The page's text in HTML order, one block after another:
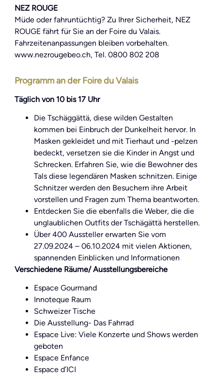
NEZ ROUGE
Müde oder fahruntüchtig? Zu Ihrer Sicherheit, NEZ
ROUGE fährt für Sie an der Foire du Valais.
Fahrzeitenanpassungen bleiben vorbehalten.
www.nezrougebeo.ch, Tel. 0800 802 208
Programm an der Foire du Valais
Täglich von 10 bis 17 Uhr
Die Tschäggättä, diese wilden Gestalten
kommen bei Einbruch der Dunkelheit hervor. In
Masken gekleidet und mit Tierhaut und -pelzen
bedeckt, versetzen sie die Kinder in Angst und
Schrecken. Erfahren Sie, wie die Bewohner des
Tals diese legendären Masken schnitzen. Einige
Schnitzer werden den Besuchern ihre Arbeit
vorstellen und Fragen zum Thema beantworten.
Entdecken Sie die ebenfalls die Weber, die die
unglaublichen Outfits der Tschägättä herstellen.
Über 400 Aussteller erwarten Sie vom
27.09.2024 – 06.10.2024 mit vielen Aktionen,
spannenden Einblicken und Informationen
Verschiedene Räume/ Ausstellungsbereiche
Espace Gourmand
Innoteque Raum
Schweizer Tische
Die Ausstellung- Das Fahrrad
Espace Live: Viele Konzerte und Shows werden
geboten
Espace Enfance
Espace d’ICI